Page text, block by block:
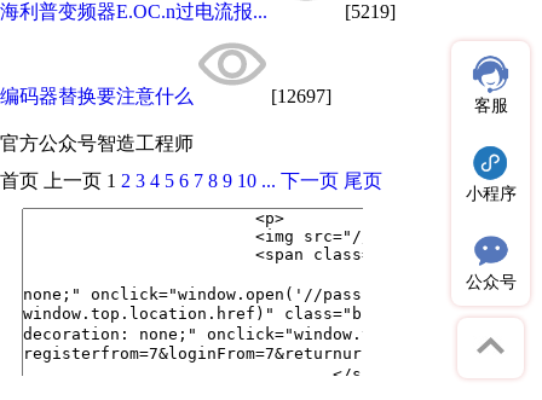
海利普变频器E.OC.n过电流报... [5219]
编码器替换要注意什么 [12697]
官方公众号智造工程师
客服
小程序
公众号
首页 上一页 1 2 3 4 5 6 7 8 9 10 ... 下一页 尾页